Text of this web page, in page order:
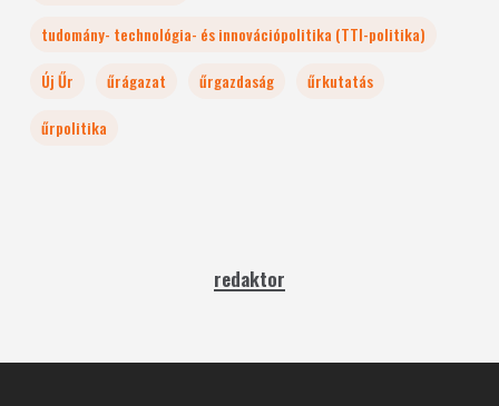
tudomány- technológia- és innovációpolitika (TTI-politika)
Új Űr
űrágazat űrgazdaság
űrkutatás
űrpolitika
redaktor